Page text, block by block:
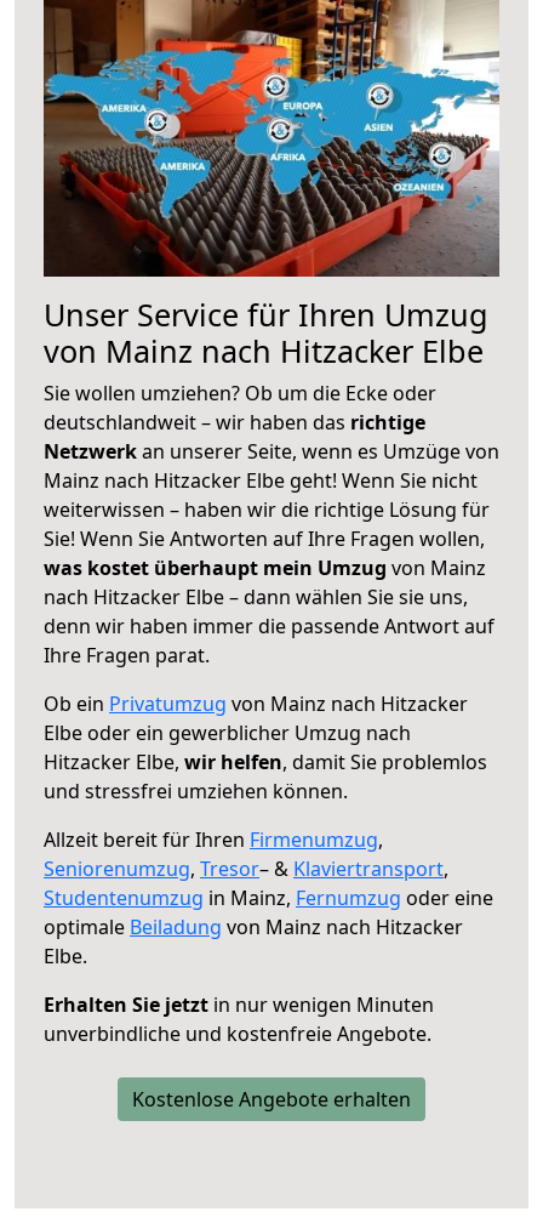
Unser Service für Ihren Umzug
von Mainz nach Hitzacker Elbe
Sie wollen umziehen? Ob um die Ecke oder
deutschlandweit – wir haben das richtige
Netzwerkan unserer Seite, wenn es Umzüge von
Mainz nach Hitzacker Elbe geht! Wenn Sie nicht
weiterwissen – haben wir die richtige Lösung für
Sie! Wenn Sie Antworten auf Ihre Fragen wollen,
was kostet überhaupt mein Umzug von Mainz
nach Hitzacker Elbe – dann wählen Sie sie uns,
denn wir haben immer die passende Antwort auf
Ihre Fragen parat.
Ob ein Privatumzug von Mainz nach Hitzacker
Elbe oder ein gewerblicher Umzug nach
Hitzacker Elbe, wir helfen, damit Sie problemlos
und stressfrei umziehen können.
Allzeit bereit für Ihren Firmenumzug,
Seniorenumzug, Tresor– & Klaviertransport,
Studentenumzug in Mainz, Fernumzug oder eine
optimale Beiladung von Mainz nach Hitzacker
Elbe.
Erhalten Sie jetzt in nur wenigen Minuten
unverbindliche und kostenfreie Angebote.
Kostenlose Angebote erhalten